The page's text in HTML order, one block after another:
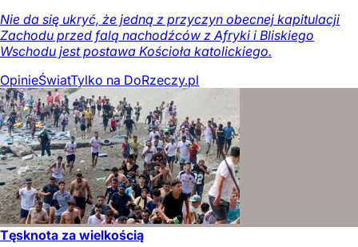
Nie da się ukryć, że jedną z przyczyn obecnej kapitulacji
Zachodu przed falą nachodźców z Afryki i Bliskiego
Wschodu jest postawa Kościoła katolickiego.
OpinieŚwiatTylko na DoRzeczy.pl
Tęsknota za wielkością